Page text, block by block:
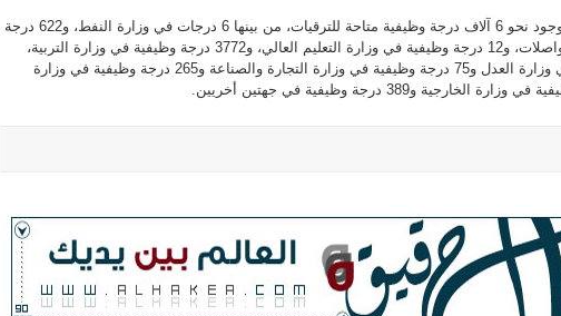
وكشفت البيانات عن وجود نحو 6 آلاف درجة وظيفية متاحة للترقيات، من بينها 6 درجات في وزارة النفط، و622 درجة
وظيفية في وزارة المواصلات، و12 درجة وظيفية في وزارة التعليم العالي، و3772 درجة وظيفية في وزارة التربية،
و301 درجة وظيفية في وزارة العدل و75 درجة وظيفية في وزارة التجارة والصناعة و265 درجة وظيفية في وزارة